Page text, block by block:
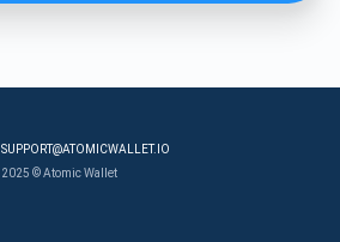
SUPPORT@ATOMICWALLET.IO
2025 © Atomic Wallet